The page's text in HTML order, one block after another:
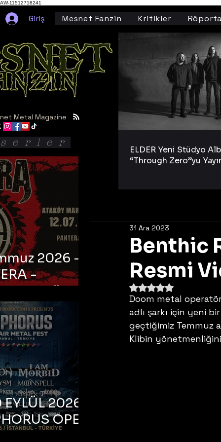
AW-11512718241
Giriş Mesnet Fanzin Kritikler
Benthic
Resmi
31 Ara 2023
5 üzerinden NaN yıldız
Doom metal
adlı şarkı için yeni
geçtiğimiz Temmuz
Klibin
Metal Magazine
ELDER Yeni Stüdyo
“Through Zero”yu
2026 -
-
Ataköy
Arena
2026 –
OPEN
FEST